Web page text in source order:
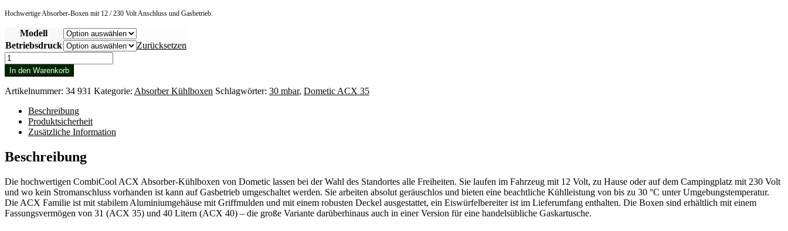
Hochwertige Absorber-Boxen mit 12 / 230 Volt Anschluss und Gasbetrieb.
Modell
Betriebsdruck
Zurücksetzen
Dometic
ACX
Kühlboxen
Menge
In den Warenkorb
Artikelnummer: 34 931 Kategorie: Absorber Kühlboxen Schlagwörter: 30 mbar, Dometic ACX 35
Beschreibung
Produktsicherheit
Zusätzliche Information
Beschreibung
Die hochwertigen CombiCool ACX Absorber-Kühlboxen von Dometic lassen bei der Wahl des Standortes alle Freiheiten. Sie laufen im Fahrzeug mit 12 Volt, zu Hause oder auf dem Campingplatz mit 230 Volt
und wo kein Stromanschluss vorhanden ist kann auf Gasbetrieb umgeschaltet werden. Sie arbeiten absolut geräuschlos und bieten eine beachtliche Kühlleistung von bis zu 30 °C unter Umgebungstemperatur.
Die ACX Familie ist mit stabilem Aluminiumgehäuse mit Griffmulden und mit einem robusten Deckel ausgestattet, ein Eiswürfelbereiter ist im Lieferumfang enthalten. Die Boxen sind erhältlich mit einem
Fassungsvermögen von 31 (ACX 35) und 40 Litern (ACX 40) – die große Variante darüberhinaus auch in einer Version für eine handelsübliche Gaskartusche.